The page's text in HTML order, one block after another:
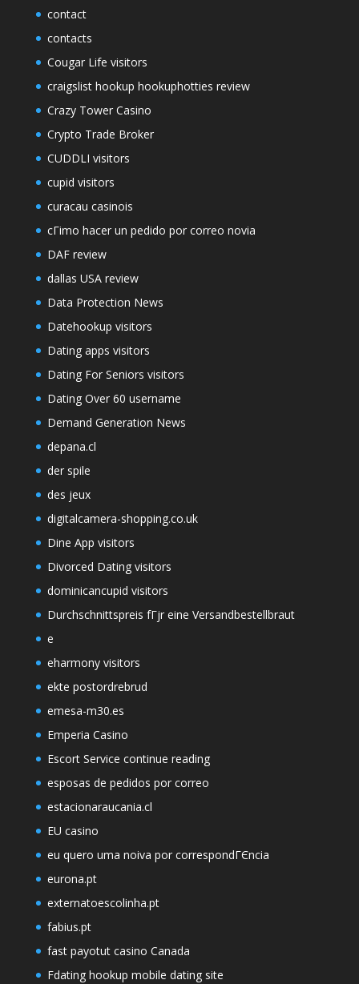
contact
contacts
Cougar Life visitors
craigslist hookup hookuphotties review
Crazy Tower Сasino
Crypto Trade Broker
CUDDLI visitors
cupid visitors
curacau casinois
cГіmo hacer un pedido por correo novia
DAF review
dallas USA review
Data Protection News
Datehookup visitors
Dating apps visitors
Dating For Seniors visitors
Dating Over 60 username
Demand Generation News
depana.cl
der spile
des jeux
digitalcamera-shopping.co.uk
Dine App visitors
Divorced Dating visitors
dominicancupid visitors
Durchschnittspreis fГјr eine Versandbestellbraut
e
eharmony visitors
ekte postordrebrud
emesa-m30.es
Emperia Casino
Escort Service continue reading
esposas de pedidos por correo
estacionaraucania.cl
EU casino
eu quero uma noiva por correspondГЄncia
eurona.pt
externatoescolinha.pt
fabius.pt
fast payotut casino Canada
Fdating hookup mobile dating site